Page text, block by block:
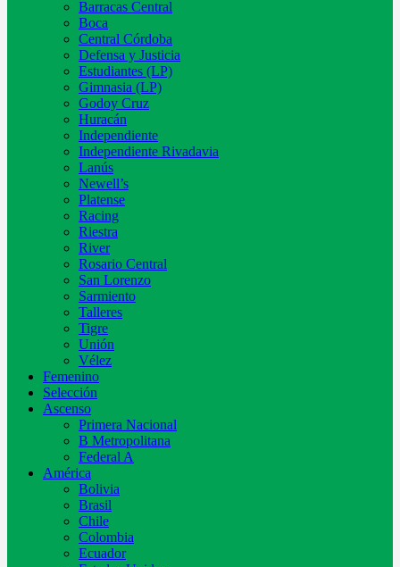
Barracas Central
Boca
Central Córdoba
Defensa y Justicia
Estudiantes (LP)
Gimnasia (LP)
Godoy Cruz
Huracán
Independiente
Independiente Rivadavia
Lanús
Newell’s
Platense
Racing
Riestra
River
Rosario Central
San Lorenzo
Sarmiento
Talleres
Tigre
Unión
Vélez
Femenino
Selección
Ascenso
Primera Nacional
B Metropolitana
Federal A
América
Bolivia
Brasil
Chile
Colombia
Ecuador